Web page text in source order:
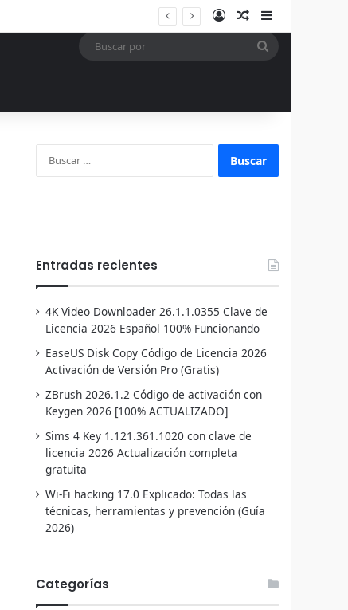
AccesoPublicación al
Barra lateral
Entradas recientes
4K Video Downloader 26.1.1.0355 Clave de
Licencia 2026 Español 100% Funcionando
EaseUS Disk Copy Código de Licencia 2026
Activación de Versión Pro (Gratis)
ZBrush 2026.1.2 Código de activación con
Keygen 2026 [100% ACTUALIZADO]
Sims 4 Key 1.121.361.1020 con clave de
licencia 2026 Actualización completa
gratuita
Wi-Fi hacking 17.0 Explicado: Todas las
técnicas, herramientas y prevención (Guía
2026)
Categorías